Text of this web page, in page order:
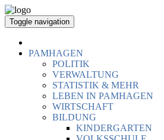
Toggle navigation
PAMHAGEN
POLITIK
VERWALTUNG
STATISTIK & MEHR
LEBEN IN PAMHAGEN
WIRTSCHAFT
BILDUNG
KINDERGARTEN